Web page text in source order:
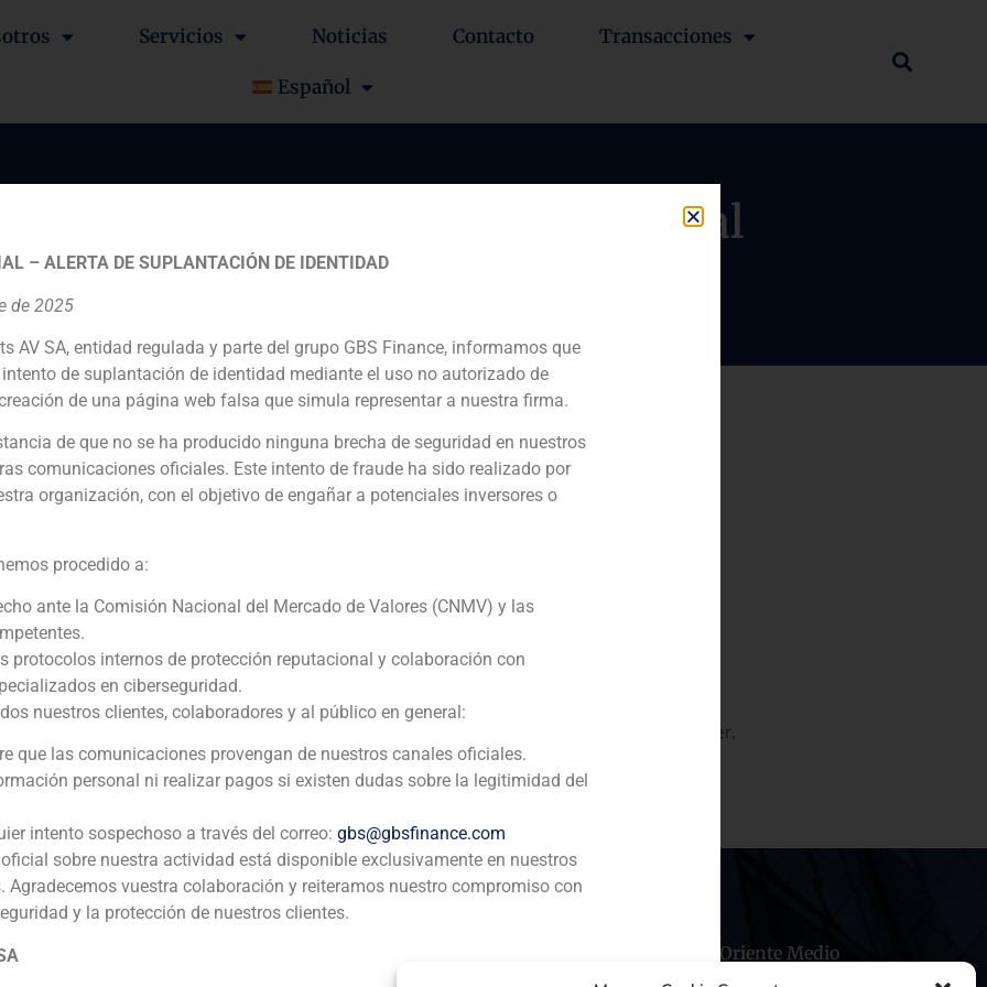
Servicios Noticias Contacto Transacciones
Español
de componentes Aritex al
VA Tech
Financial advisor to the seller
N/D
Corporate Finance Industria
GBS Finance ha actuado como asesor financiero en la venta del fabricante de
componentes Aritex al grupo austriaco VA Tech. Aritex desarrolla, fabrica e instala
líneas de producción y montaje para los principales fabricantes mundiales de los
sectores aeronáutico y del automóvil, como EADS, Airbus, Bombardier, Comac, Embraer,
Volkswagen, SEAT, Audi o Mercedes-Benz.
Oriente Medio
– ALERTA DE SUPLANTACIÓN DE IDENTIDAD
de 2025
AV SA, entidad regulada y parte del grupo GBS Finance, informamos que
de suplantación de identidad mediante el uso no autorizado de
de una página web falsa que simula representar a nuestra firma.
de que no se ha producido ninguna brecha de seguridad en nuestros
comunicaciones oficiales. Este intento de fraude ha sido realizado por
organización, con el objetivo de engañar a potenciales inversores o
procedido a:
ante la Comisión Nacional del Mercado de Valores (CNMV) y las
protocolos internos de protección reputacional y colaboración con
en ciberseguridad.
nuestros clientes, colaboradores y al público en general:
que las comunicaciones provengan de nuestros canales oficiales.
personal ni realizar pagos si existen dudas sobre la legitimidad del
intento sospechoso a través del correo: gbs@gbsfinance.com
sobre nuestra actividad está disponible exclusivamente en nuestros
Agradecemos vuestra colaboración y reiteramos nuestro compromiso con
y la protección de nuestros clientes.